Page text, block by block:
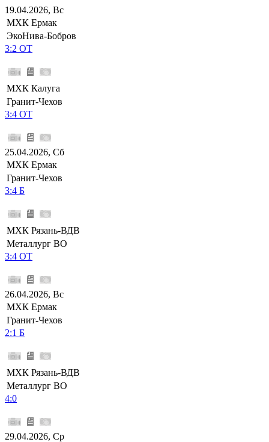
19.04.2026, Вс
МХК Ермак
ЭкоНива-Бобров
3:2 ОТ
МХК Калуга
Гранит-Чехов
3:4 ОТ
25.04.2026, Сб
МХК Ермак
Гранит-Чехов
3:4 Б
МХК Рязань-ВДВ
Металлург ВО
3:4 ОТ
26.04.2026, Вс
МХК Ермак
Гранит-Чехов
2:1 Б
МХК Рязань-ВДВ
Металлург ВО
4:0
29.04.2026, Ср